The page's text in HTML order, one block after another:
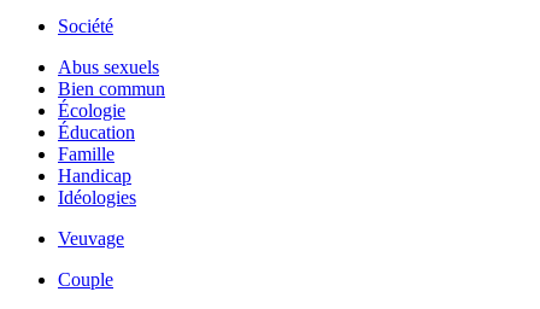
Société
Abus sexuels
Bien commun
Écologie
Éducation
Famille
Handicap
Idéologies
Veuvage
Couple